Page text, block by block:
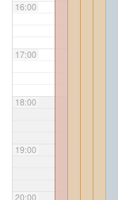
16:00
17:00
18:00
19:00
20:00